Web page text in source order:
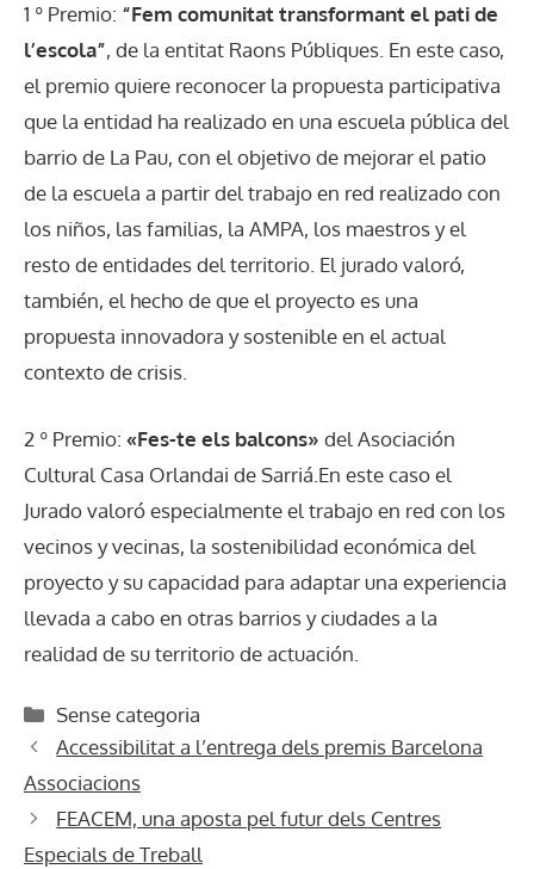
1 º Premio: “Fem comunitat transformant el pati de
l’escola”, de la entitat Raons Públiques. En este caso,
el premio quiere reconocer la propuesta participativa
que la entidad ha realizado en una escuela pública del
barrio de La Pau, con el objetivo de mejorar el patio
de la escuela a partir del trabajo en red realizado con
los niños, las familias, la AMPA, los maestros y el
resto de entidades del territorio. El jurado valoró,
también, el hecho de que el proyecto es una
propuesta innovadora y sostenible en el actual
contexto de crisis.
2 º Premio: «Fes-te els balcons» del Asociación
Cultural Casa Orlandai de Sarriá.En este caso el
Jurado valoró especialmente el trabajo en red con los
vecinos y vecinas, la sostenibilidad económica del
proyecto y su capacidad para adaptar una experiencia
llevada a cabo en otras barrios y ciudades a la
realidad de su territorio de actuación.
Categories
Sense categoria
Accessibilitat a l’entrega dels premis Barcelona
Associacions
FEACEM, una aposta pel futur dels Centres
Especials de Treball